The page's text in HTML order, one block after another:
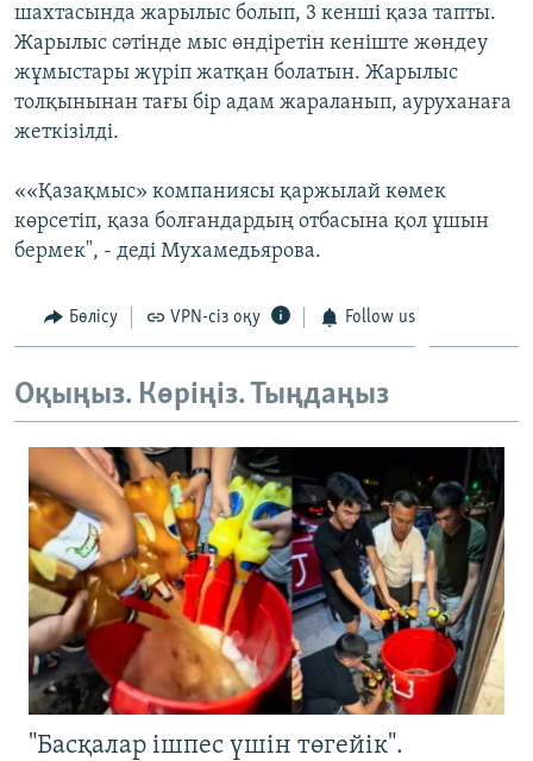
Басқа тілдерде
шахтасында жарылыс болып, 3 кенші қаза тапты.
Жарылыс сәтінде мыс өндіретін кеніште жөндеу
жұмыстары жүріп жатқан болатын. Жарылыс
толқынынан тағы бір адам жараланып, ауруханаға
жеткізілді.
««Қазақмыс» компаниясы қаржылай көмек
көрсетіп, қаза болғандардың отбасына қол ұшын
бермек", - деді Мухамедьярова.
Бөлісу VPN-сіз оқу Follow us
Оқыңыз. Көріңіз. Тыңдаңыз
"Басқалар ішпес үшін төгейік".